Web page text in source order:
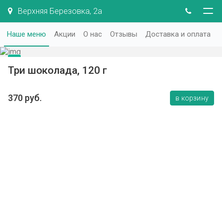
Верхняя Березовка, 2а
Наше меню Акции О нас Отзывы Доставка и оплата
Три шоколада, 120 г
370 руб. в корзину